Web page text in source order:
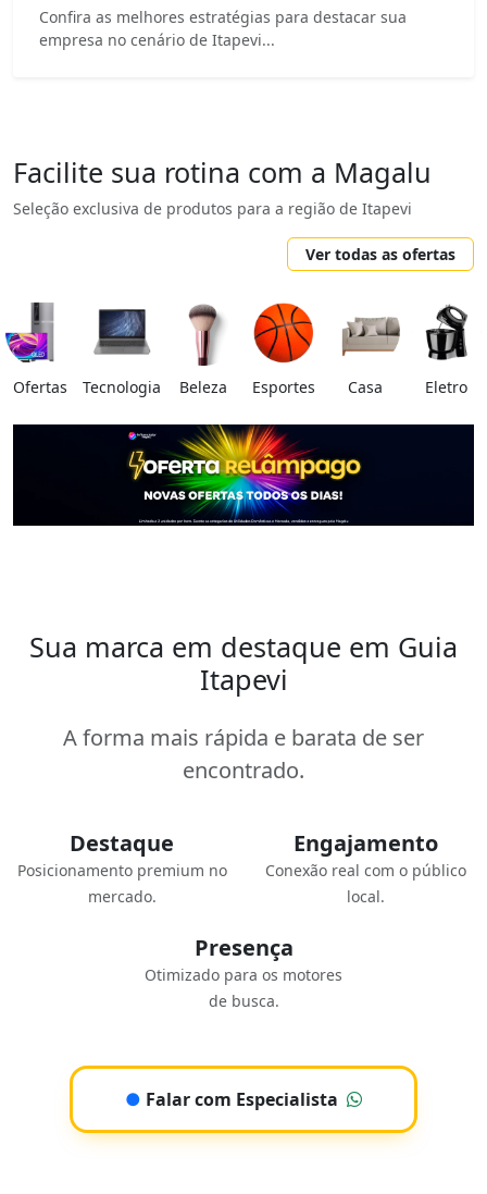
Confira as melhores estratégias para destacar sua
empresa no cenário de Itapevi...
Facilite sua rotina com a Magalu
Seleção exclusiva de produtos para a região de Itapevi
Ver todas as ofertas
Ofertas Tecnologia Beleza Esportes Casa Eletro
Sua marca em destaque em Guia
Itapevi
A forma mais rápida e barata de ser
encontrado.
Destaque
Posicionamento premium no
mercado.
Engajamento
Conexão real com o público
local.
Presença
Otimizado para os motores
de busca.
● Falar com Especialista